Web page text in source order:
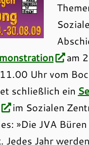
am
Uhr vom
schließlich ein
im Sozialen
»Die JVA
Jedes Jahr